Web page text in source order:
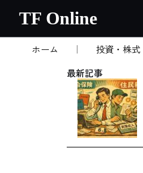
を
TF Online
ホーム 投資・株式
最新記事